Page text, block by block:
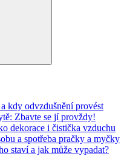
kdy odvzdušnění provést
Zbavte se jí provždy!
dekorace i čistička vzduchu
a spotřeba pračky a myčky
staví a jak může vypadat?